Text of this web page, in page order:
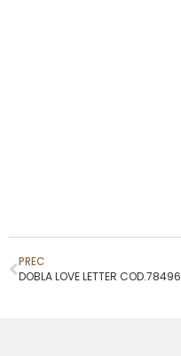
PREC
DOBLA LOVE LETTER COD.78496